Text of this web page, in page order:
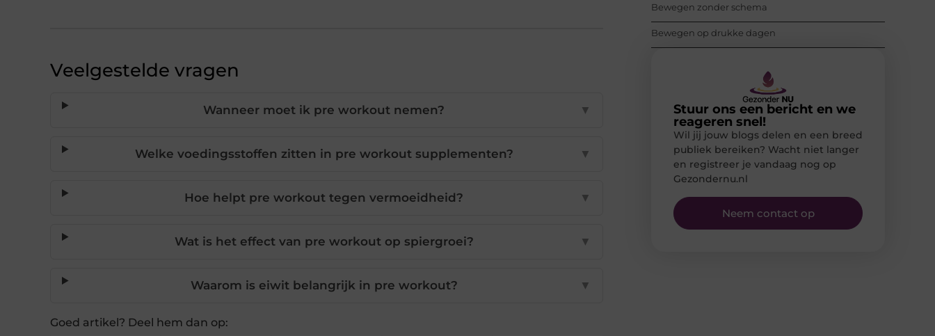
Veelgestelde vragen
Wanneer moet ik pre workout nemen? ▼
Welke voedingsstoffen zitten in pre workout supplementen? ▼
Hoe helpt pre workout tegen vermoeidheid? ▼
Wat is het effect van pre workout op spiergroei? ▼
Waarom is eiwit belangrijk in pre workout? ▼
Goed artikel? Deel hem dan op:
Bewegen zonder schema
Bewegen op drukke dagen
Stuur ons een bericht en we
reageren snel!
Wil jij jouw blogs delen en een breed
publiek bereiken? Wacht niet langer
en registreer je vandaag nog op
Gezondernu.nl
Neem contact op